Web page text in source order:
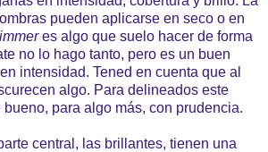
pueden aplicarse en seco o en
es algo que suelo hacer de forma
no lo hago tanto, pero es un buen
intensidad. Tened en cuenta que al
algo. Para delineados este
bueno, para algo más, con prudencia.
central, las brillantes, tienen una